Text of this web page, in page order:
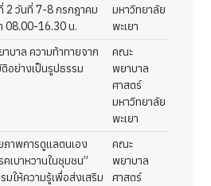
2 วันที่ 7-8 กรกฎาคม
08.00-16.30 น.
มหาวิทยาลัย
พะเยา
บาล ความท้าทายจาก
อย่างเป็นรูปธรรม
คณะ
พยาบาล
ศาสตร์
มหาวิทยาลัย
พะเยา
าพการดูแลตนเอง
เบาหวานในชุมชน”
ให้ความรู้เพื่อส่งเสริม
คณะ
พยาบาล
ศาสตร์